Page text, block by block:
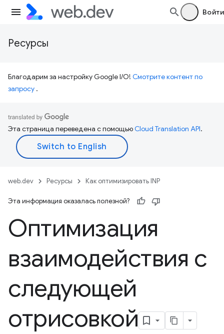
Войти
Ресурсы
Благодарим за настройку Google I/O! Смотрите контент по
запросу .
Эта страница переведена с помощьюCloud Translation API.
web.dev Ресурсы Как оптимизировать INP
Эта информация оказалась полезной?
Оптимизация
взаимодействия с
следующей
отрисовкой